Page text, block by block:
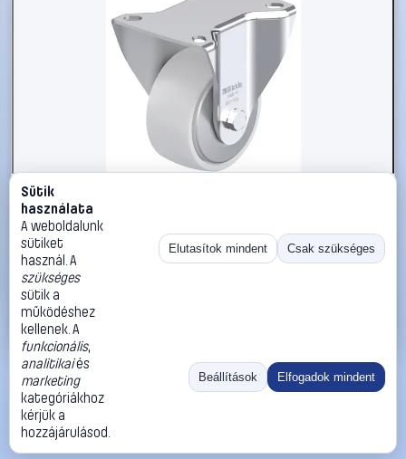
#3050612
Blickle 852727 BK-PO 82R-FA Acéllemez rögzített görgő
KerékØ: 80 mm Teherbírás (max.): 230 kg 1 db
Blickle Görgők, kerekek
18 990 Ft
Kosárba
«
Ugrás:
Méret:
Rendezés:
©2026
ThermoScope
ÁSZF
Cégbemutató
Sütik
használata
A weboldalunk
sütiket
használ. A
szükséges
sütik a
működéshez
kellenek. A
funkcionális,
analitikaiés
marketing
kategóriákhoz
kérjük a
hozzájárulásod.
Elutasítok mindent Csak szükséges
Beállítások Elfogadok mindent